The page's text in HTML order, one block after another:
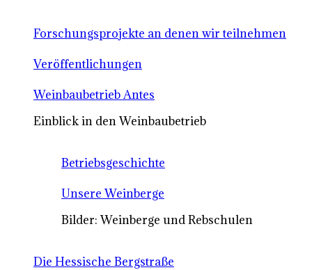
Forschungsprojekte an denen wir teilnehmen
Veröffentlichungen
Weinbaubetrieb Antes
Einblick in den Weinbaubetrieb
Betriebsgeschichte
Unsere Weinberge
Bilder: Weinberge und Rebschulen
Die Hessische Bergstraße